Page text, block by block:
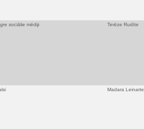
sociālie mēdiji Terēze Rudīte
Madara Leinarte